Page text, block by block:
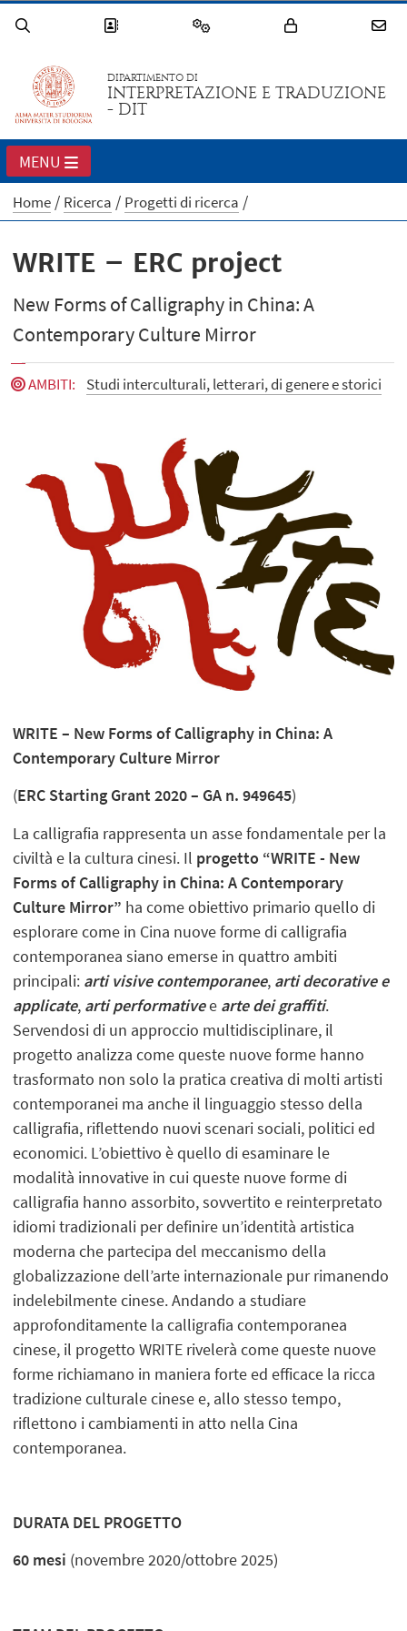
DIPARTIMENTO DI
INTERPRETAZIONE E TRADUZIONE
- DIT
MENU
Home Ricerca Progetti di ricerca
WRITE – ERC project
New Forms of Calligraphy in China: A
Contemporary Culture Mirror
AMBITI: Studi interculturali, letterari, di genere e storici
WRITE – New Forms of Calligraphy in China: A
Contemporary Culture Mirror
(ERC Starting Grant 2020 – GA n. 949645)
La calligrafia rappresenta un asse fondamentale per la
civiltà e la cultura cinesi. Il progetto “WRITE - New
Forms of Calligraphy in China: A Contemporary
Culture Mirror” ha come obiettivo primario quello di
esplorare come in Cina nuove forme di calligrafia
contemporanea siano emerse in quattro ambiti
principali: arti visive contemporanee, arti decorative e
applicate, arti performativee arte dei graffiti.
Servendosi di un approccio multidisciplinare, il
progetto analizza come queste nuove forme hanno
trasformato non solo la pratica creativa di molti artisti
contemporanei ma anche il linguaggio stesso della
calligrafia, riflettendo nuovi scenari sociali, politici ed
economici. L’obiettivo è quello di esaminare le
modalità innovative in cui queste nuove forme di
calligrafia hanno assorbito, sovvertito e reinterpretato
idiomi tradizionali per definire un’identità artistica
moderna che partecipa del meccanismo della
globalizzazione dell’arte internazionale pur rimanendo
indelebilmente cinese. Andando a studiare
approfonditamente la calligrafia contemporanea
cinese, il progetto WRITE rivelerà come queste nuove
forme richiamano in maniera forte ed efficace la ricca
tradizione culturale cinese e, allo stesso tempo,
riflettono i cambiamenti in atto nella Cina
contemporanea.
DURATA DEL PROGETTO
60 mesi (novembre 2020/ottobre 2025)